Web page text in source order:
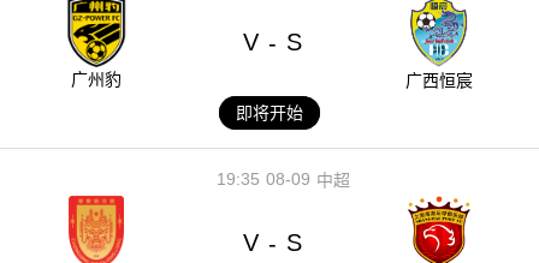
广州豹
V - S
广西恒宸
即将开始
08-09
19:35 中超
V - S